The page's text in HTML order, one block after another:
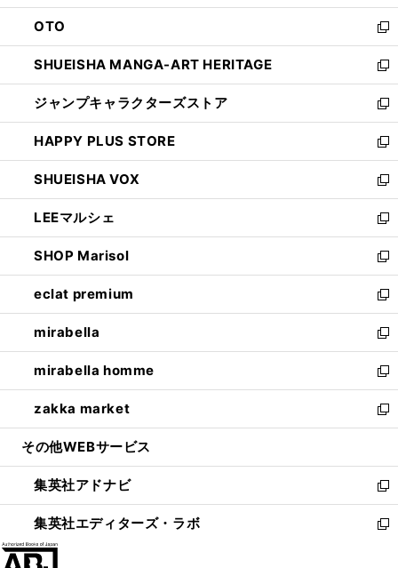
ウ
で
開
く
ン
ド
ウ
で
開
く
OTO
新
し
い
ウ
ィ
ン
ド
ウ
で
開
く
SHUEISHA MANGA-ART HERITAGE
新
し
い
ウ
ィ
ン
ド
ウ
で
開
く
ジャンプキャラクターズストア
新
し
い
ウ
ィ
ン
ド
ウ
で
開
く
HAPPY PLUS STORE
新
し
い
ウ
ィ
ン
ド
ウ
で
開
く
SHUEISHA VOX
新
し
い
ウ
ィ
ン
ド
ウ
で
開
く
LEEマルシェ
新
し
い
ウ
ィ
ン
ド
ウ
で
開
く
SHOP Marisol
新
し
い
ウ
ィ
ン
ド
ウ
で
開
eclat premium
新
し
い
ウ
ィ
ン
ド
ウ
開
く
mirabella
新
し
い
ウ
ィ
ン
ウ
で
開
く
mirabella homme
新
し
い
ウ
ン
ド
ウ
で
zakka market
新
し
ウ
ィ
ン
ド
その他WEBサービス
集英社アドナビ
新
し
い
集英社エディターズ・ラボ
新